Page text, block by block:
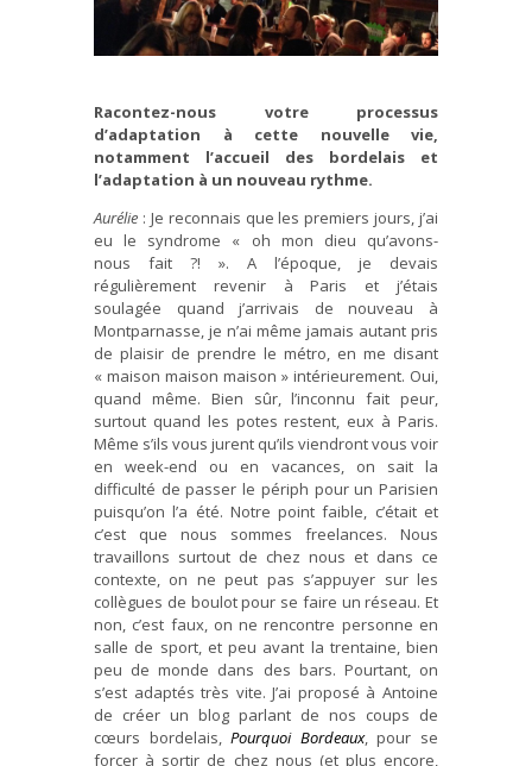
Racontez-nous votre processus
d’adaptation à cette nouvelle vie,
notamment l’accueil des bordelais et
l’adaptation à un nouveau rythme.
Aurélie : Je reconnais que les premiers jours, j’ai
eu le syndrome « oh mon dieu qu’avons-
nous fait ?! ». A l’époque, je devais
régulièrement revenir à Paris et j’étais
soulagée quand j’arrivais de nouveau à
Montparnasse, je n’ai même jamais autant pris
de plaisir de prendre le métro, en me disant
« maison maison maison » intérieurement. Oui,
quand même. Bien sûr, l’inconnu fait peur,
surtout quand les potes restent, eux à Paris.
Même s’ils vous jurent qu’ils viendront vous voir
en week-end ou en vacances, on sait la
difficulté de passer le périph pour un Parisien
puisqu’on l’a été. Notre point faible, c’était et
c’est que nous sommes freelances. Nous
travaillons surtout de chez nous et dans ce
contexte, on ne peut pas s’appuyer sur les
collègues de boulot pour se faire un réseau. Et
non, c’est faux, on ne rencontre personne en
salle de sport, et peu avant la trentaine, bien
peu de monde dans des bars. Pourtant, on
s’est adaptés très vite. J’ai proposé à Antoine
de créer un blog parlant de nos coups de
cœurs bordelais,Pourquoi Bordeaux, pour se
forcer à sortir de chez nous (et plus encore,